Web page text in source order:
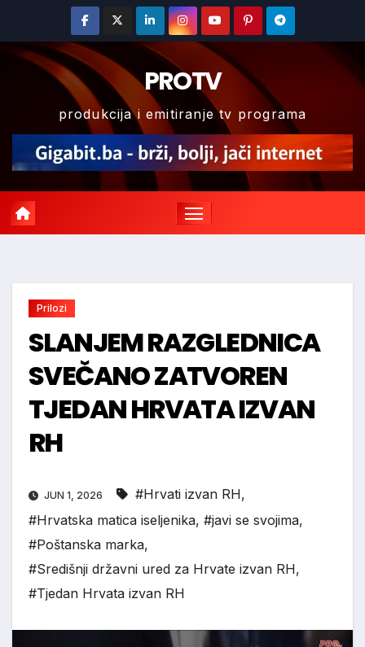
content
PROTV
produkcija i emitiranje tv programa
Prilozi
SLANJEM RAZGLEDNICA
SVEČANO ZATVOREN
TJEDAN HRVATA IZVAN
RH
JUN 1, 2026 #Hrvati izvan RH,
#Hrvatska matica iseljenika, #javi se svojima,
#Poštanska marka,
#Središnji državni ured za Hrvate izvan RH,
#Tjedan Hrvata izvan RH